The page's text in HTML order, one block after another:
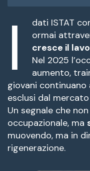
I
dati ISTAT
ormai
cresce il
Nel 2025
aumento,
giovani
esclusi dal
Un segnale che
occupazionale, ma
muovendo, ma in
rigenerazione.